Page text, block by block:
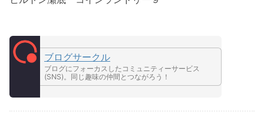
ブログサークル
ブログにフォーカスしたコミュニティーサービス
(SNS)。同じ趣味の仲間とつながろう！